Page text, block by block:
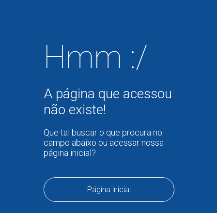
Hmm :/
A página que acessou
não existe!
Que tal buscar o que procura no
campo abaixo ou acessar nossa
página inicial?
Página inicial